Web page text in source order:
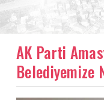
AK Parti
Belediyemize